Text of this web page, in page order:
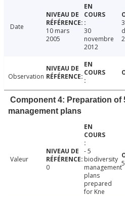
Date
10 mars
2005
30
novembre
2012
Observation
Component 4: Preparation of
management plans
Valeur
0
- 5
biodiversity
management
plans
prepared
for Kne
5